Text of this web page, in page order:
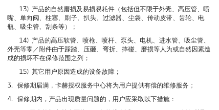
13) 产品的自然磨损及易损易耗件（包括但不限于外壳、高压管、喷
嘴、单向阀、柱塞、刷子、扒头、过滤器、尘袋、传动皮带、齿轮、电
瓶、吸尘管、刮条等）；
14) 产品的高压软管、喷枪、喷杆、泵头、电机、进水管、吸尘管、
外壳等零／附件由于踩踏、压砸、弯折、摔碰、磨损等人为或自然因素造
成的损坏不在保修范围之列；
15) 其它用户原因造成的设备故障；
3. 保修期届满，卡赫授权服务中心将为用户提供有偿的维修服务；
4. 保修期内，产品出现质量问题的，用户应采取以下措施：